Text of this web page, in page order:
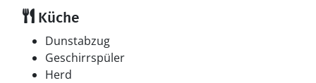
Küche
Dunstabzug
Geschirrspüler
Herd